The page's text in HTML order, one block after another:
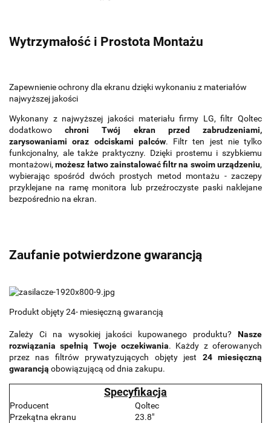
Wytrzymałość i Prostota Montażu
Zapewnienie ochrony dla ekranu dzięki wykonaniu z materiałów
najwyższej jakości
Wykonany z najwyższej jakości materiału firmy LG, filtr Qoltec
dodatkowochroni Twój ekran przed zabrudzeniami,
zarysowaniami oraz odciskami palców. Filtr ten jest nie tylko
funkcjonalny, ale także praktyczny. Dzięki prostemu i szybkiemu
montażowi,możesz łatwo zainstalować filtr na swoim urządzeniu,
wybierając spośród dwóch prostych metod montażu - zaczepy
przyklejane na ramę monitora lub przeźroczyste paski naklejane
bezpośrednio na ekran.
Zaufanie potwierdzone gwarancją
Produkt objęty 24- miesięczną gwarancją
Zależy Ci na wysokiej jakości kupowanego produktu? Nasze
rozwiązania spełnią Twoje oczekiwania. Każdy z oferowanych
przez nas filtrów prywatyzujących objęty jest 24 miesięczną
gwarancją obowiązującą od dnia zakupu.
Specyfikacja
Producent
Qoltec
Przekątna ekranu
23.8"